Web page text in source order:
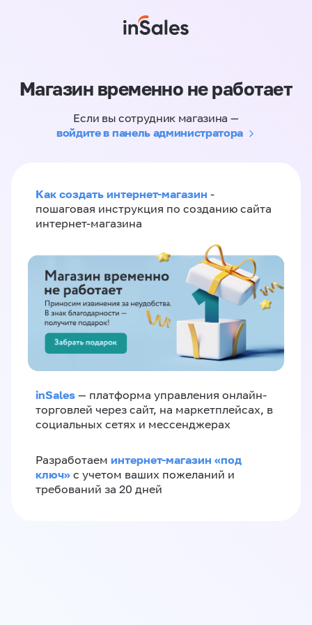
Магазин временно не работает
Если вы сотрудник магазина —
войдите в панель администратора
Как создать интернет-магазин -
пошаговая инструкция по созданию сайта
интернет-магазина
inSales — платформа управления онлайн-
торговлей через сайт, на маркетплейсах, в
социальных сетях и мессенджерах
Разработаем интернет-магазин «‎под
ключ»‎ с учетом ваших пожеланий и
требований за 20 дней